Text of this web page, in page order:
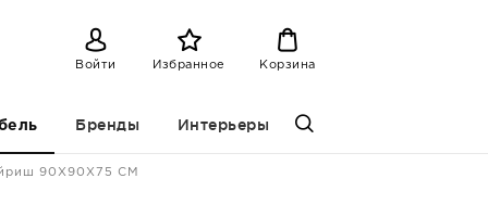
Войти Избранное Корзина
Бренды Интерьеры
90X90X75 CM